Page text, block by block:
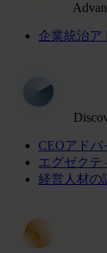
企業統治ア
CEOアドバ
エグゼクテ
経営人材の